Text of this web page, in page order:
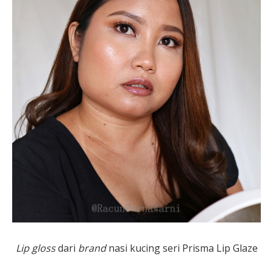
Lip glossdari brandnasi kucing seri Prisma Lip Glaze